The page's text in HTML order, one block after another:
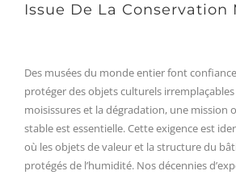
Issue De La Conservation
Des musées du monde entier font
protéger des objets culturels
moisissures et la dégradation, une mission
stable est essentielle. Cette exigence est
où les objets de valeur et la structure du
protégés de l’humidité. Nos décennies